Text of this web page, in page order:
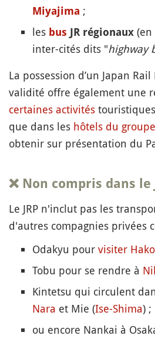
Miyajima ;
les bus JR régionaux (en
inter-cités dits "highway
La possession d’un Japan
validité offre également une
certaines activités
que dans les hôtels du groupe
obtenir sur présentation du
❌ Non compris dans le
Le JRP n'inclut pas les
d'autres compagnies privées
Odakyu pour visiter
Tobu pour se rendre à
Kintetsu qui circulent
Nara et Mie (Ise-Shima) ;
ou encore Nankai à